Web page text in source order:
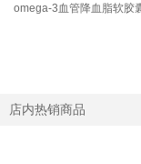
omega-3血管降血脂软胶
店内热销商品